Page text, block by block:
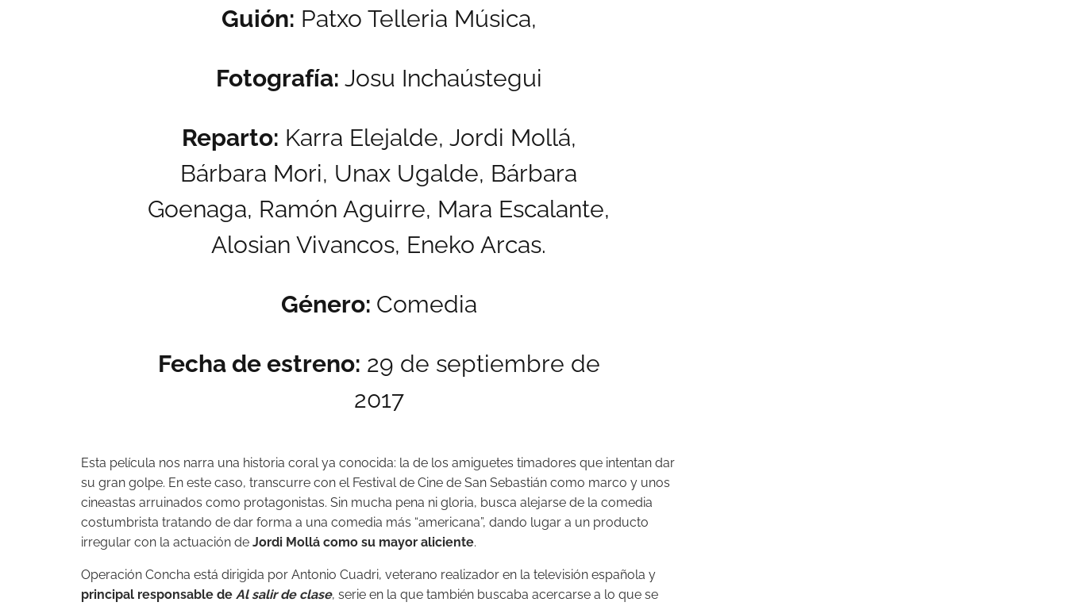
Guión: Patxo Telleria Música,
Fotografía: Josu Inchaústegui
Reparto: Karra Elejalde, Jordi Mollá,
Bárbara Mori, Unax Ugalde, Bárbara
Goenaga, Ramón Aguirre, Mara Escalante,
Alosian Vivancos, Eneko Arcas.
Género: Comedia
Fecha de estreno: 29 de septiembre de
2017
Esta película nos narra una historia coral ya conocida: la de los amiguetes timadores que intentan dar
su gran golpe. En este caso, transcurre con el Festival de Cine de San Sebastián como marco y unos
cineastas arruinados como protagonistas. Sin mucha pena ni gloria, busca alejarse de la comedia
costumbrista tratando de dar forma a una comedia más “americana”, dando lugar a un producto
irregular con la actuación de Jordi Mollá como su mayor aliciente.
Operación Concha está dirigida por Antonio Cuadri, veterano realizador en la televisión española y
principal responsable de Al salir de clase, serie en la que también buscaba acercarse a lo que se